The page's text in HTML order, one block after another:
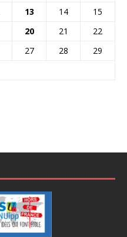
13 14
15
20 21
22
27 28
29